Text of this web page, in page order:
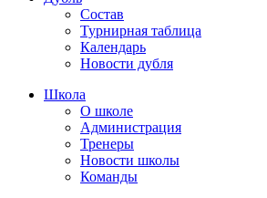
Состав
Турнирная таблица
Календарь
Новости дубля
Школа
О школе
Администрация
Тренеры
Новости школы
Команды